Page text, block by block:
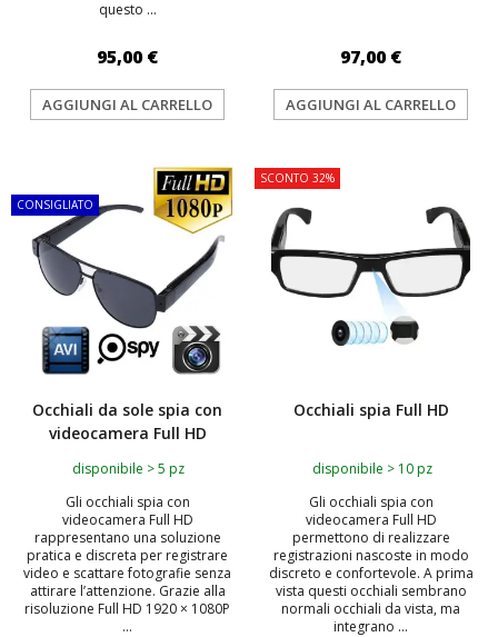
questo ...
95,00 €
AGGIUNGI AL CARRELLO
97,00 €
AGGIUNGI AL CARRELLO
CONSIGLIATO
Occhiali da sole spia con
videocamera Full HD
disponibile > 5 pz
Gli occhiali spia con
videocamera Full HD
rappresentano una soluzione
pratica e discreta per registrare
video e scattare fotografie senza
attirare l’attenzione. Grazie alla
risoluzione Full HD 1920 × 1080P
...
SCONTO 32%
Occhiali spia Full HD
disponibile > 10 pz
Gli occhiali spia con
videocamera Full HD
permettono di realizzare
registrazioni nascoste in modo
discreto e confortevole. A prima
vista questi occhiali sembrano
normali occhiali da vista, ma
integrano ...